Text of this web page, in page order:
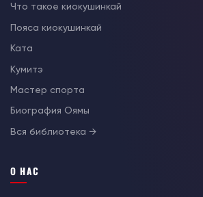
Что такое киокушинкай
Пояса киокушинкай
Ката
Кумитэ
Мастер спорта
Биография Оямы
Вся библиотека →
О НАС